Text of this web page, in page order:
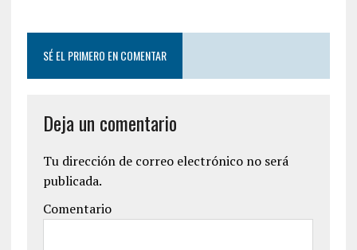
SÉ EL PRIMERO EN COMENTAR
Deja un comentario
Tu dirección de correo electrónico no será
publicada.
Comentario